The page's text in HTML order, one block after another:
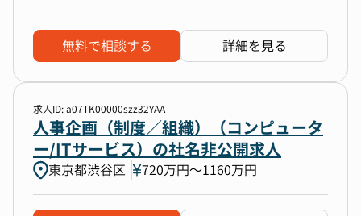
無料で相談する 詳細を見る
求人ID: a07TK00000szz32YAA
人事企画（制度／組織）（コンピュータ
ー/ITサービス）の社名非公開求人
東京都渋谷区 720万円〜1160万円